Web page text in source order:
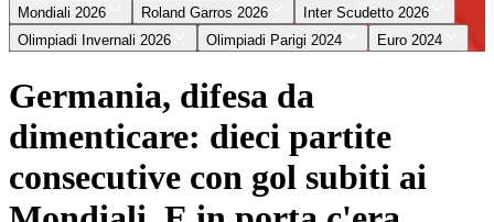
Mondiali 2026 Roland Garros 2026
Inter Scudetto 2026
Olimpiadi Invernali 2026
Olimpiadi Parigi 2024 Euro 2024
Germania, difesa da
dimenticare: dieci partite
consecutive con gol subiti ai